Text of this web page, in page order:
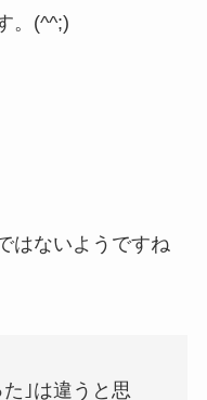
。(^^;)
はないようですね
｣は違うと思